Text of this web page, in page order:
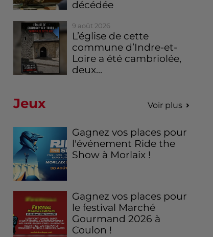
décédée
9 août 2026
L’église de cette
commune d’Indre-et-
Loire a été cambriolée,
deux...
Jeux Voir plus
Gagnez vos places pour
l'événement Ride the
Show à Morlaix !
Gagnez vos places pour
le festival Marché
Gourmand 2026 à
Coulon !